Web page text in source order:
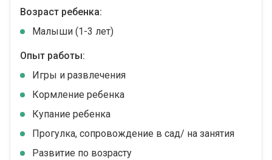
Возраст ребенка:
Малыши (1-3 лет)
Опыт работы:
Игры и развлечения
Кормление ребенка
Купание ребенка
Прогулка, сопровождение в сад/ на занятия
Развитие по возрасту